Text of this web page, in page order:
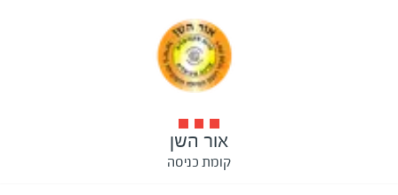
אור השן
קומת כניסה